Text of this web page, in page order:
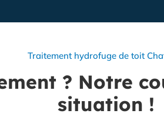
Traitement hydrofuge de toit
? Notre
situation !